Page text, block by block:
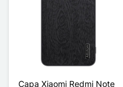
Capa Xiaomi Redmi Note